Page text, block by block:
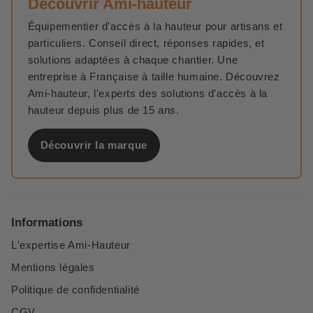
Découvrir Ami-hauteur
Équipementier d'accès à la hauteur pour artisans et
particuliers. Conseil direct, réponses rapides, et
solutions adaptées à chaque chantier. Une
entreprise à Française à taille humaine. Découvrez
Ami-hauteur, l'experts des solutions d'accès à la
hauteur depuis plus de 15 ans.
Découvrir la marque
Informations
L'expertise Ami-Hauteur
Mentions légales
Politique de confidentialité